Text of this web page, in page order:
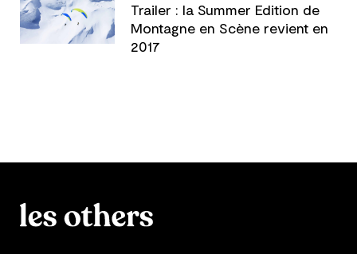
Trailer : la Summer Edition de
Montagne en Scène revient en
2017